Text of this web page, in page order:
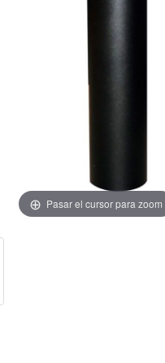
Pasar el cursor para zoom